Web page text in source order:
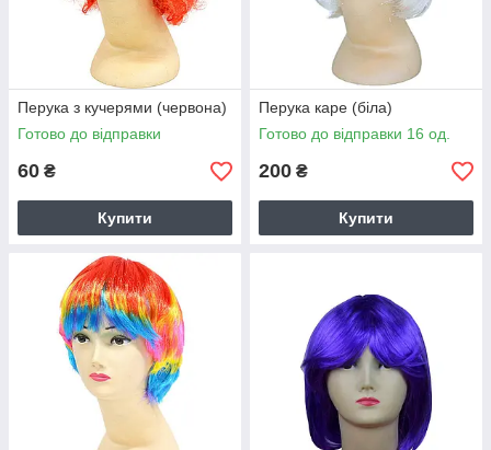
Перука з кучерями (червона)
Готово до відправки
60 ₴
Купити
Перука каре (біла)
Готово до відправки 16 од.
200 ₴
Купити